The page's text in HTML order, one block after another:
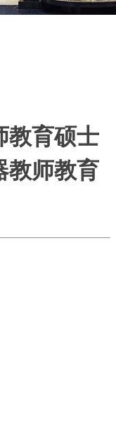
教育硕士
教师教育